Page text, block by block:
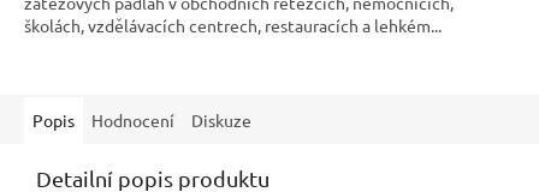
školách, vzdělávacích centrech, restauracích a lehkém...
Popis Hodnocení Diskuze
Detailní popis produktu